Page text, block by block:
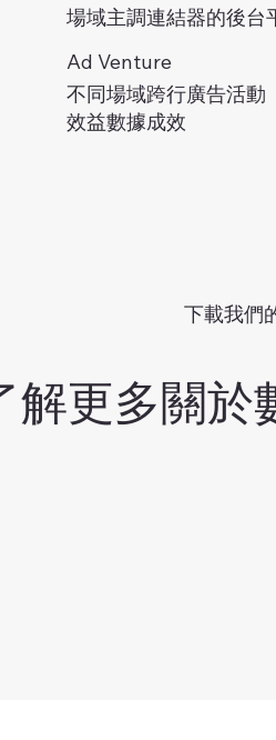
場域主調連結器的後台
Ad Venture
不同場域跨行廣告活動
效益數據成效
下載我們
解更多關於